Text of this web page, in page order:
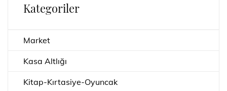
Kategoriler
Market
Kasa Altlığı
Kitap-Kırtasiye-Oyuncak